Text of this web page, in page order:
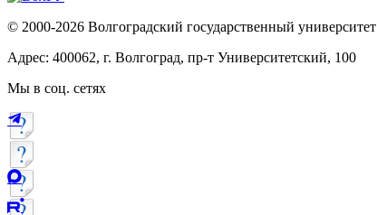
© 2000-2026 Волгоградский государственный университет
Адрес: 400062, г. Волгоград, пр-т Университетский, 100
Мы в соц. сетях